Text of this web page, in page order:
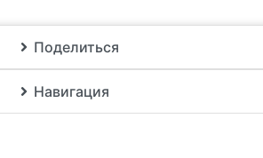
Поделиться
Навигация